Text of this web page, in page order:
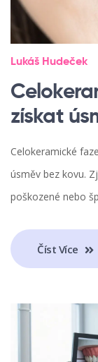
Lukáš Hudeček
získat
Celokeramické
úsměv bez kovu.
poškozené nebo
Číst Více